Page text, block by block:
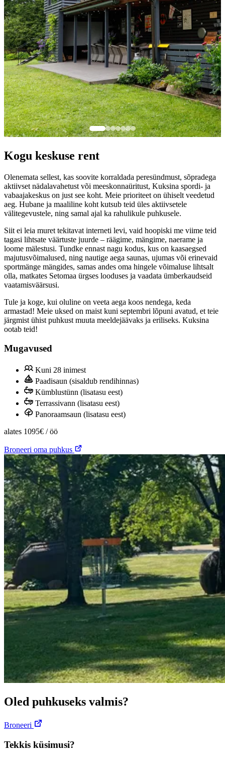
Kogu keskuse rent
Olenemata sellest, kas soovite korraldada peresündmust, sõpradega
aktiivset nädalavahetust või meeskonnaüritust, Kuksina spordi- ja
vabaajakeskus on just see koht. Meie prioriteet on ühiselt veedetud
aeg. Hubane ja maaliline koht kutsub teid üles aktiivsetele
välitegevustele, ning samal ajal ka rahulikule puhkusele.
Siit ei leia muret tekitavat interneti levi, vaid hoopiski me viime teid
tagasi lihtsate väärtuste juurde – räägime, mängime, naerame ja
loome mälestusi. Tundke ennast nagu kodus, kus on kaasaegsed
majutusvõimalused, ning nautige aega saunas, ujumas või erinevaid
sportmänge mängides, samas andes oma hingele võimaluse lihtsalt
olla, matkates Setomaa ürgses looduses ja vaadata ümberkaudseid
vaatamisväärsusi.
Tule ja koge, kui oluline on veeta aega koos nendega, keda
armastad! Meie uksed on maist kuni septembri lõpuni avatud, et teie
järgmist ühist puhkust muuta meeldejäävaks ja eriliseks. Kuksina
ootab teid!
Mugavused
Kuni 28 inimest
Paadisaun (sisaldub rendihinnas)
Kümblustünn (lisatasu eest)
Terrassivann (lisatasu eest)
Panoraamsaun (lisatasu eest)
alates 1095€ / öö
Broneeri oma puhkus
Oled puhkuseks valmis?
Broneeri
Tekkis küsimusi?